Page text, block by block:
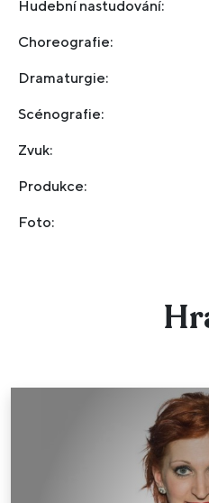
Hudební nastudování:
Choreografie:
Dramaturgie:
Scénografie:
Zvuk:
Produkce:
Foto: